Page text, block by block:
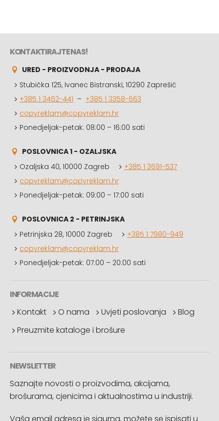
KONTAKTIRAJTE NAS!
URED - PROIZVODNJA - PRODAJA
Stubička 125, Ivanec Bistranski, 10290 Zaprešić
+385 1 3462-441 – +385 1 3358-663
copyreklam@copyreklam.hr
Ponedjeljak-petak: 08:00 – 16:00 sati
POSLOVNICA 1 - OZALJSKA
Ozaljska 40, 10000 Zagreb
+385 1 3691-537
copyreklam@copyreklam.hr
Ponedjeljak-petak: 09:00 – 17:00 sati
POSLOVNICA 2 - PETRINJSKA
Petrinjska 28, 10000 Zagreb
+385 1 7980-949
copyreklam@copyreklam.hr
Ponedjeljak-petak: 07:00 – 20:00 sati
INFORMACIJE
Kontakt
O nama Uvjeti poslovanja
Blog
Preuzmite kataloge i brošure
NEWSLETTER
Saznajte novosti o proizvodima, akcijama,
brošurama, cjenicima i aktualnostima u industriji.
Vaša email adresa je sigurna, možete se ispisati u